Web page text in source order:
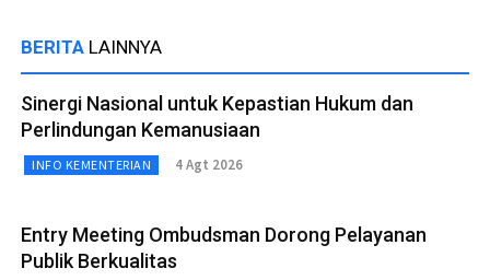
BERITA LAINNYA
Sinergi Nasional untuk Kepastian Hukum dan
Perlindungan Kemanusiaan
INFO KEMENTERIAN 4 Agt 2026
Entry Meeting Ombudsman Dorong Pelayanan
Publik Berkualitas